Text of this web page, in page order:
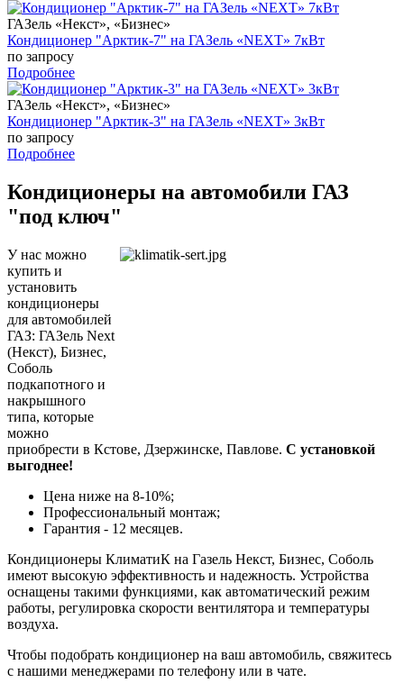
ГАЗель «Некст», «Бизнес»
Кондиционер "Арктик-7" на ГАЗель «NEXT» 7кВт
по запросу
Подробнее
ГАЗель «Некст», «Бизнес»
Кондиционер "Арктик-3" на ГАЗель «NEXT» 3кВт
по запросу
Подробнее
Кондиционеры на автомобили ГАЗ
"под ключ"
У нас можно
купить и
установить
кондиционеры
для автомобилей
ГАЗ: ГАЗель Next
(Некст), Бизнес,
Соболь
подкапотного и
накрышного
типа, которые
можно
приобрести в Кстове, Дзержинске, Павлове. С установкой
выгоднее!
Цена ниже на 8-10%;
Профессиональный монтаж;
Гарантия - 12 месяцев.
Кондиционеры КлиматиК на Газель Некст, Бизнес, Соболь
имеют высокую эффективность и надежность. Устройства
оснащены такими функциями, как автоматический режим
работы, регулировка скорости вентилятора и температуры
воздуха.
Чтобы подобрать кондиционер на ваш автомобиль, свяжитесь
с нашими менеджерами по телефону или в чате.